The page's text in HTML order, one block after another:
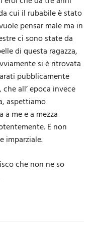
cui il rubabile è stato
pensar male ma in
ci sono state da
di questa ragazza,
si è ritrovata
pubblicamente
all’ epoca invece
aspettiamo
a me e a mezza
E non
imparziale.
che non ne so